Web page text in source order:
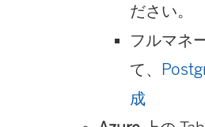
ださい。
フルマネ
て、
成